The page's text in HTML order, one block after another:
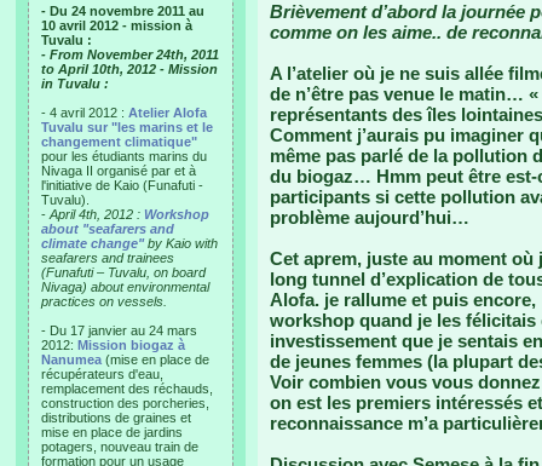
- Du 24 novembre 2011 au
10 avril 2012 - mission à
Tuvalu :
- From November 24th, 2011
to April 10th, 2012 - Mission
in Tuvalu :
- 4 avril 2012 : Atelier Alofa
Tuvalu sur "les marins et le
changement climatique"
pour les étudiants marins du
Nivaga II organisé par et à
l'initiative de Kaio (Funafuti -
Tuvalu).
- April 4th, 2012 : Workshop
about "seafarers and
climate change"by Kaio with
seafarers and trainees
(Funafuti – Tuvalu, on board
Nivaga) about environmental
practices on vessels.
- Du 17 janvier au 24 mars
2012: Mission biogaz à
Nanumea (mise en place de
récupérateurs d'eau,
remplacement des réchauds,
construction des porcheries,
distributions de graines et
mise en place de jardins
potagers, nouveau train de
formation pour un usage
Brièvement d’abord la journée
comme on les aime.. de
A l’atelier où je ne suis allée
de n’être pas venue le matin…
représentants des îles
Comment j’aurais pu imaginer
même pas parlé de la pollution
du biogaz… Hmm peut être est-
participants si cette pollution
problème aujourd’hui…
Cet aprem, juste au moment où
long tunnel d’explication de
Alofa. je rallume et puis
workshop quand je les félicitais
investissement que je sentais
de jeunes femmes (la plupart
Voir combien vous vous
on est les premiers intéressés
reconnaissance m’a